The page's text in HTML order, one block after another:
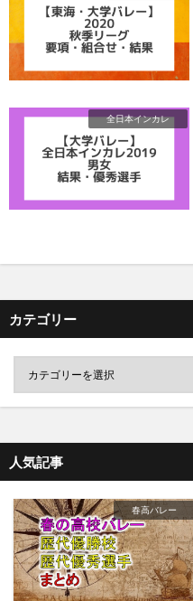
全日本インカレ
カテゴリー
人気記事
春高バレー